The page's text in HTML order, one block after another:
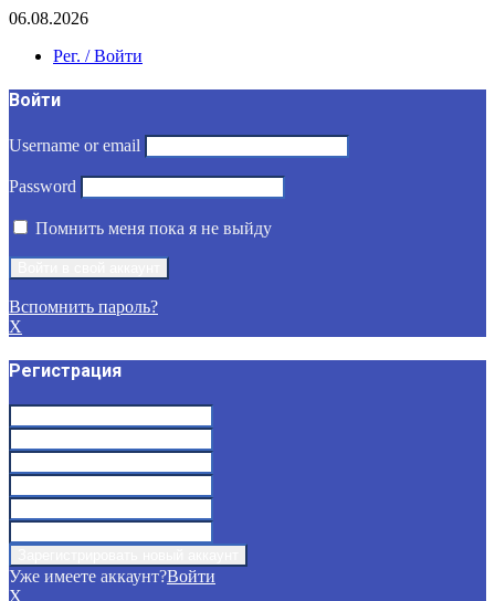
06.08.2026
Рег. / Войти
Войти
Username or email
Password
Помнить меня пока я не выйду
Вспомнить пароль?
X
Регистрация
Уже имеете аккаунт?Войти
X